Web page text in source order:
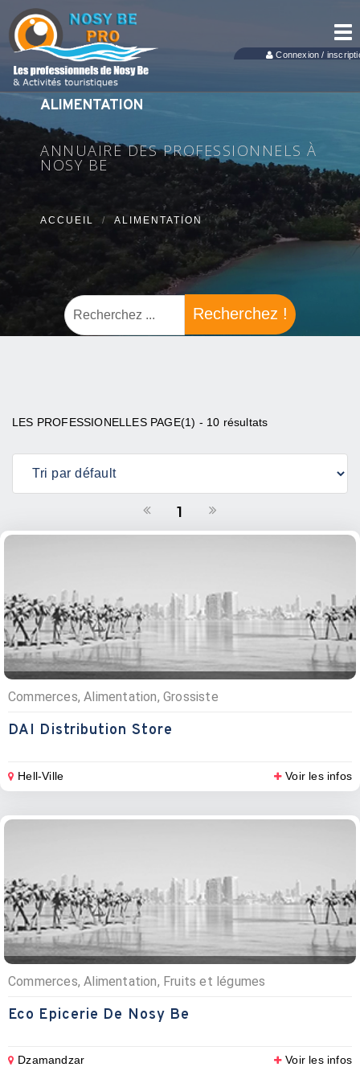
Connexion /
ALIMENTATION
ANNUAIRE DES PROFESSIONNELS À
NOSY BE
ACCUEIL ALIMENTATION
Recherchez !
LES PROFESSIONELLES PAGE(1) - 10 résultats
1
Commerces, Alimentation, Grossiste
DAI Distribution Store
Hell-Ville Voir les infos
Commerces, Alimentation, Fruits et légumes
Eco Epicerie De Nosy Be
Dzamandzar Voir les infos